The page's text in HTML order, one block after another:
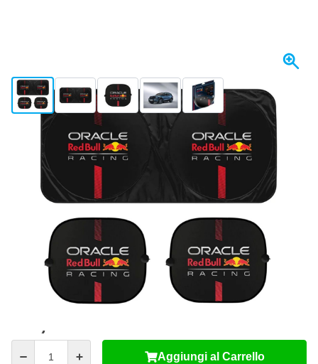
View larger imageView larger imageView larger imageView larger imageView larger image
Spedito entro 1-2 giorni
Scegli un numero
1 pezzo 12,
RISPARMIA IL 2%
5 pezzi RISPARMIA IL 5% pz12,
10 pezzi RISPARMIA IL 10% pz11,
Aggiungi al Carrello